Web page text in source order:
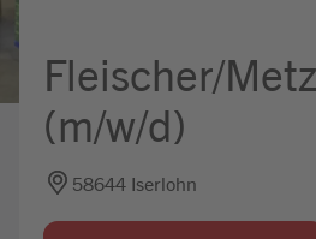
Mein
Fleischer/
(m/w/d)
58644 Iserlohn